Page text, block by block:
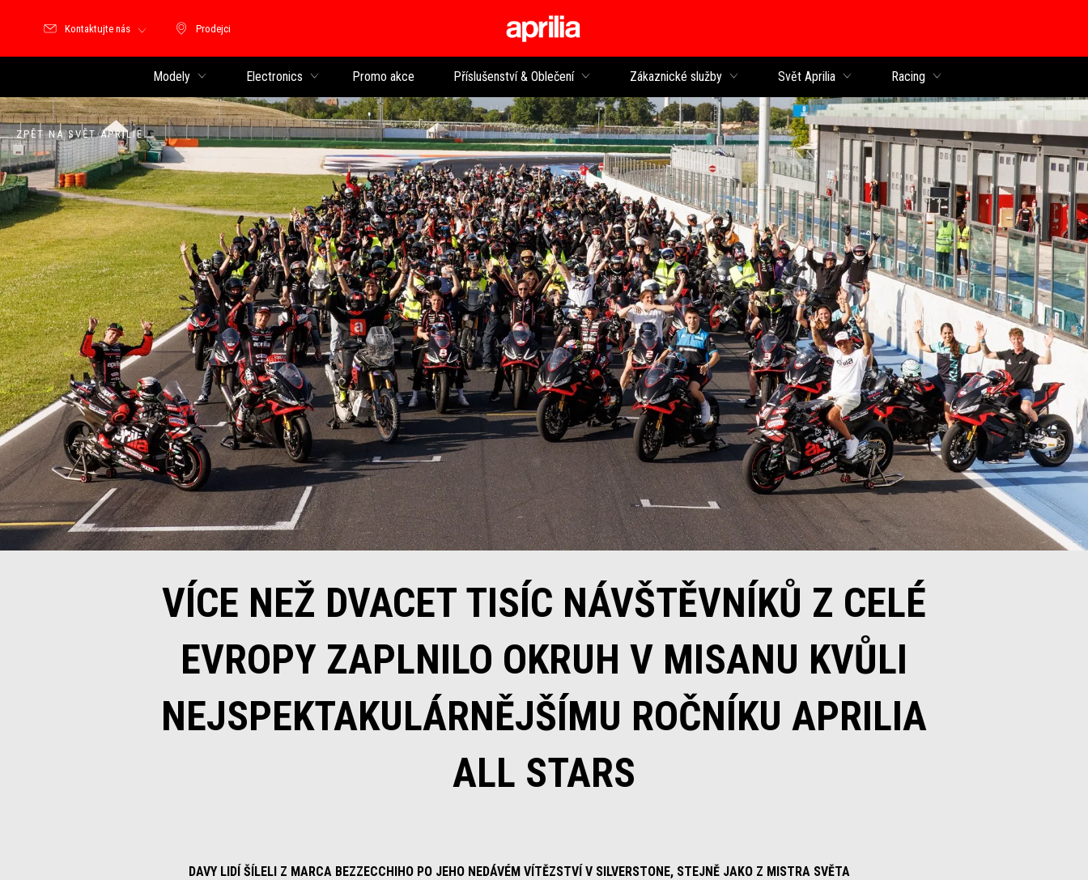
Prodejci
Prodejci
Kontaktujte nás
Modely Electronics Promo akce Příslušenství & Oblečení Zákaznické služby Svět Aprilia Racing
ZPĚT NA SVĚT APRILIE
VÍCE NEŽ DVACET TISÍC NÁVŠTĚVNÍKŮ Z CELÉ
EVROPY ZAPLNILO OKRUH V MISANU KVŮLI
NEJSPEKTAKULÁRNĚJŠÍMU ROČNÍKU APRILIA
ALL STARS
DAVY LIDÍ ŠÍLELI Z MARCA BEZZECCHIHO PO JEHO NEDÁVÉM VÍTĚZSTVÍ V SILVERSTONE, STEJNĚ JAKO Z MISTRA SVĚTA